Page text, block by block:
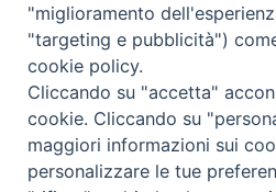
TV 2000
Diocesi di
"miglioramento
"targeting e pubblicità")
cookie policy.
Cliccando su "accetta"
cookie. Cliccando su
maggiori informazioni sui
personalizzare le tue